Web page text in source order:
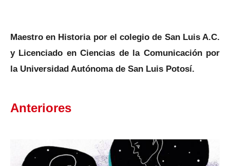
Maestro en Historia por el colegio de San Luis A.C.
y Licenciado en Ciencias de la Comunicación por
la Universidad Autónoma de San Luis Potosí.
Anteriores